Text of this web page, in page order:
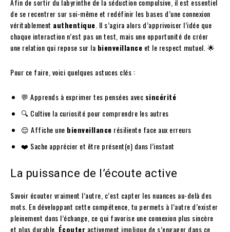
Afin de sortir du labyrinthe de la séduction compulsive, il est essentiel
de se recentrer sur soi-même et redéfinir les bases d’une connexion
véritablement authentique . Il s’agira alors d’apprivoiser l’idée que
chaque interaction n’est pas un test, mais une opportunité de créer
une relation qui repose sur la bienveillance et le respect mutuel. 🌟
Pour ce faire, voici quelques astuces clés :
💬 Apprends à exprimer tes pensées avec sincérité
🔍 Cultive la curiosité pour comprendre les autres
😌 Affiche une bienveillance résiliente face aux erreurs
❤️ Sache apprécier et être présent(e) dans l’instant
La puissance de l’écoute active
Savoir écouter vraiment l’autre, c’est capter les nuances au-delà des
mots. En développant cette compétence, tu permets à l’autre d’exister
pleinement dans l’échange, ce qui favorise une connexion plus sincère
et plus durable. Écouter activement implique de s’engager dans ce